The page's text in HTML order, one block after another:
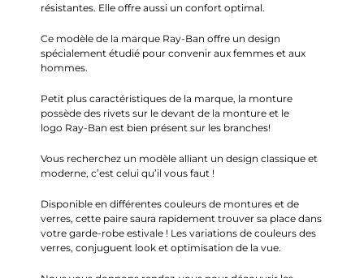
résistantes. Elle offre aussi un confort optimal.
Ce modèle de la marque Ray-Ban offre un design
spécialement étudié pour convenir aux femmes et aux
hommes.
Petit plus caractéristiques de la marque, la monture
possède des rivets sur le devant de la monture et le
logo Ray-Ban est bien présent sur les branches!
Vous recherchez un modèle alliant un design classique et
moderne, c’est celui qu’il vous faut !
Disponible en différentes couleurs de montures et de
verres, cette paire saura rapidement trouver sa place dans
votre garde-robe estivale ! Les variations de couleurs des
verres, conjuguent look et optimisation de la vue.